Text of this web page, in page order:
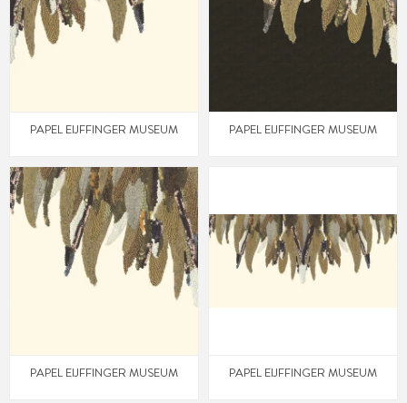
PAPEL EIJFFINGER MUSEUM PAPEL EIJFFINGER MUSEUM
PAPEL EIJFFINGER MUSEUM PAPEL EIJFFINGER MUSEUM